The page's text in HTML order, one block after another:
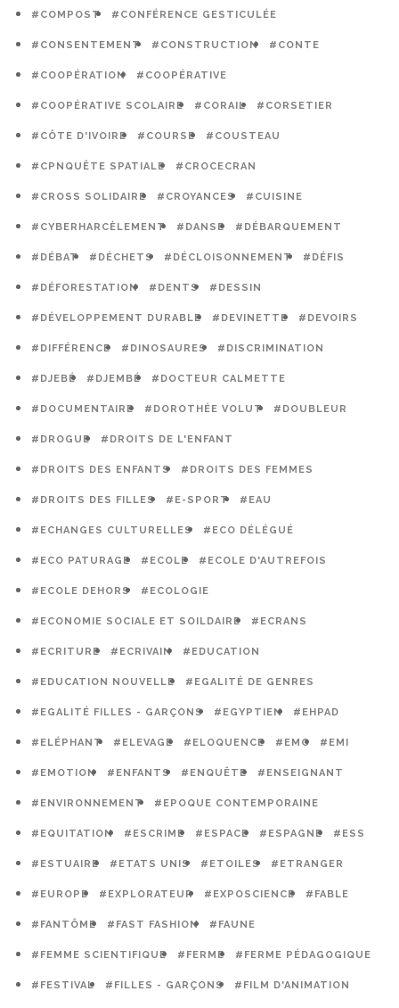
#COMPOST #CONFÉRENCE GESTICULÉE
#CONSENTEMENT #CONSTRUCTION #CONTE
#COOPÉRATION #COOPÉRATIVE
#COOPÉRATIVE SCOLAIRE #CORAIL #CORSETIER
#CÔTE D'IVOIRE #COURSE #COUSTEAU
#CPNQUÊTE SPATIALE #CROCECRAN
#CROSS SOLIDAIRE #CROYANCES #CUISINE
#CYBERHARCÈLEMENT #DANSE #DÉBARQUEMENT
#DÉBAT #DÉCHETS #DÉCLOISONNEMENT #DÉFIS
#DÉFORESTATION #DENTS #DESSIN
#DÉVELOPPEMENT DURABLE #DEVINETTE #DEVOIRS
#DIFFÉRENCE #DINOSAURES #DISCRIMINATION
#DJEBÉ #DJEMBÉ #DOCTEUR CALMETTE
#DOCUMENTAIRE #DOROTHÉE VOLUT #DOUBLEUR
#DROGUE #DROITS DE L'ENFANT
#DROITS DES ENFANTS #DROITS DES FEMMES
#DROITS DES FILLES #E-SPORT #EAU
#ECHANGES CULTURELLES #ECO DÉLÉGUÉ
#ECO PATURAGE #ECOLE #ECOLE D'AUTREFOIS
#ECOLE DEHORS #ECOLOGIE
#ECONOMIE SOCIALE ET SOILDAIRE #ECRANS
#ECRITURE #ECRIVAIN #EDUCATION
#EDUCATION NOUVELLE #EGALITÉ DE GENRES
#EGALITÉ FILLES - GARÇONS #EGYPTIEN #EHPAD
#ELÉPHANT #ELEVAGE #ELOQUENCE #EMC #EMI
#EMOTION #ENFANTS #ENQUÊTE #ENSEIGNANT
#ENVIRONNEMENT #EPOQUE CONTEMPORAINE
#EQUITATION #ESCRIME #ESPACE #ESPAGNE #ESS
#ESTUAIRE #ETATS UNIS #ETOILES #ETRANGER
#EUROPE #EXPLORATEUR #EXPOSCIENCE #FABLE
#FANTÔME #FAST FASHION #FAUNE
#FEMME SCIENTIFIQUE #FERME #FERME PÉDAGOGIQUE
#FESTIVAL #FILLES - GARÇONS #FILM D'ANIMATION